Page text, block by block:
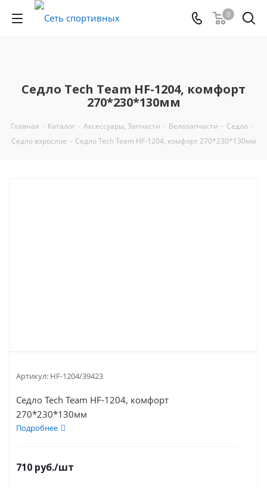
0
Седло Tech Team HF-1204, комфорт
270*230*130мм
Главная - Каталог - Аксессуары, Запчасти - Велозапчасти - Седло -
Седло взрослое - Седло Tech Team HF-1204, комфорт 270*230*130мм
Артикул: HF-1204/39423
Седло Tech Team HF-1204, комфорт
270*230*130мм
Подробнее
710 руб./шт